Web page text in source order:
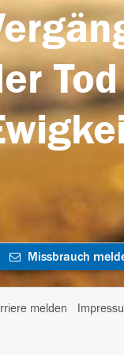
Missbrauch
melden